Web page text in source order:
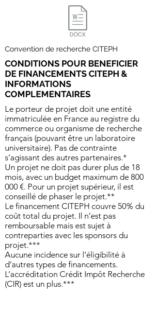
Convention de recherche CITEPH
CONDITIONS POUR BENEFICIER
DE FINANCEMENTS CITEPH &
INFORMATIONS
COMPLEMENTAIRES
Le porteur de projet doit une entité
immatriculée en France au registre du
commerce ou organisme de recherche
français (pouvant être un laboratoire
universitaire). Pas de contrainte
s’agissant des autres partenaires.*
Un projet ne doit pas durer plus de 18
mois, avec un budget maximum de 800
000 €. Pour un projet supérieur, il est
conseillé de phaser le projet.**
Le financement CITEPH couvre 50% du
coût total du projet. Il n’est pas
remboursable mais est sujet à
contreparties avec les sponsors du
projet.***
Aucune incidence sur l’éligibilité à
d’autres types de financements.
L’accréditation Crédit Impôt Recherche
(CIR) est un plus.***